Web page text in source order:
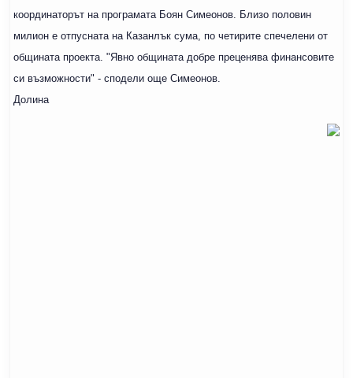
координаторът на програмата Боян Симеонов. Близо половин
милион е отпусната на Казанлък сума, по четирите спечелени от
общината проекта. "Явно общината добре преценява финансовите
си възможности" - сподели още Симеонов.
Долина